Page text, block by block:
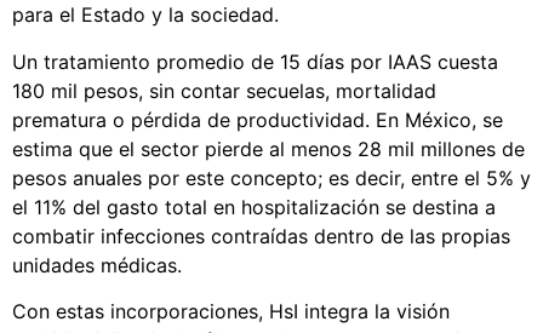
para el Estado y la sociedad.
Un tratamiento promedio de 15 días por IAAS cuesta
180 mil pesos, sin contar secuelas, mortalidad
prematura o pérdida de productividad. En México, se
estima que el sector pierde al menos 28 mil millones de
pesos anuales por este concepto; es decir, entre el 5% y
el 11% del gasto total en hospitalización se destina a
combatir infecciones contraídas dentro de las propias
unidades médicas.
Con estas incorporaciones, HsI integra la visión